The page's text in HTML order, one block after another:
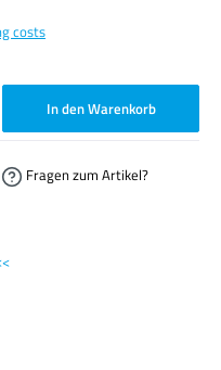
costs
die Schaltflächen um die Anzahl zu
In den Warenkorb
Fragen zum Artikel?